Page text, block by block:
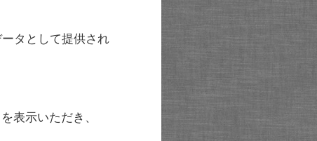
タとして提供され
表示いただき、